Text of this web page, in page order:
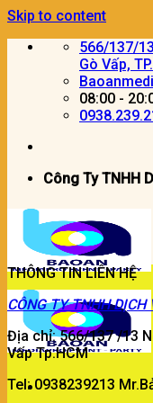
Skip to content
566/137/
Gò Vấp,
08:00 -
Công Ty TNHH
THÔNG TIN LIÊN HỆ
CÔNG TYTNHH DỊCH
Địa chỉ: 566/137 /13
Vấp Tp.HCM
Tel: 0938239213